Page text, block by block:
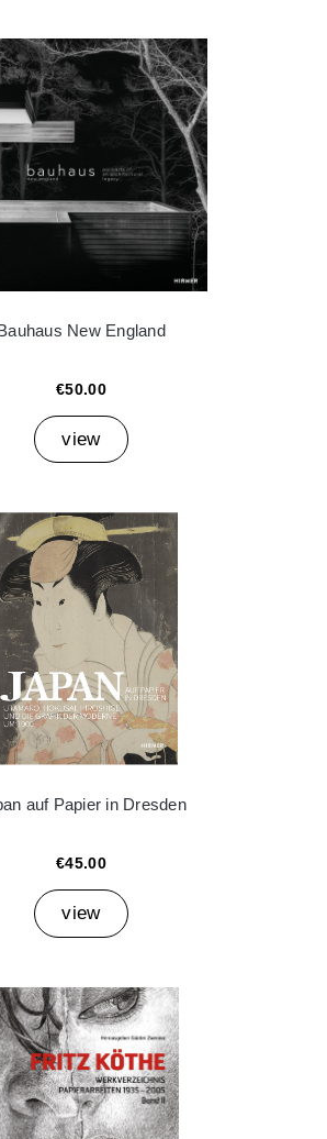
New England
€50.00
view
auf Papier in Dresden
€45.00
view